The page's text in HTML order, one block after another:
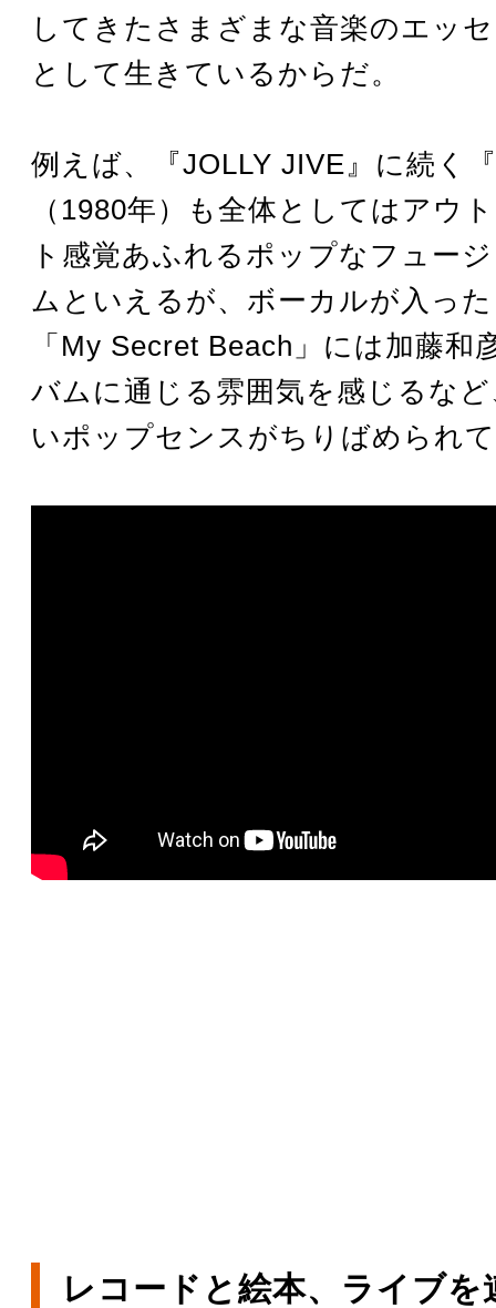
してきたさまざまな音楽のエッ
として生きているからだ。
例えば、『JOLLY JIVE』に続く
（1980年）も全体としてはアウ
ト感覚あふれるポップなフュー
ムといえるが、ボーカルが入っ
「My Secret Beach」には加藤和
バムに通じる雰囲気を感じるな
いポップセンスがちりばめられ
レコードと絵本、ライブを